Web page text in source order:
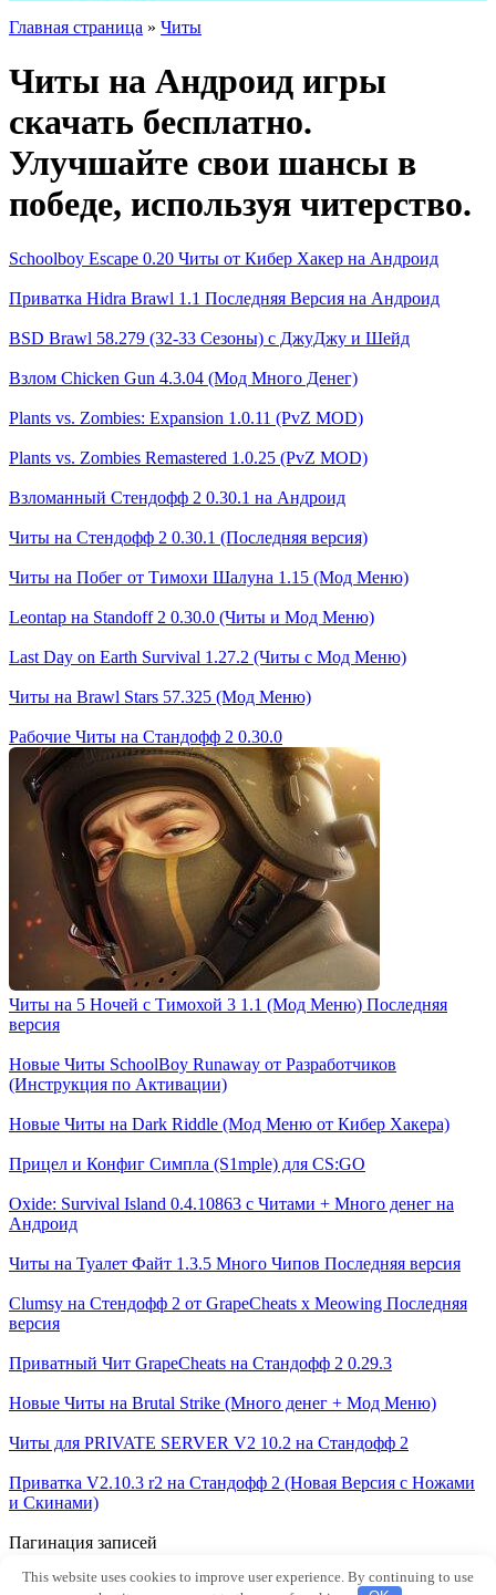
Главная страница » Читы
Читы на Андроид игры
скачать бесплатно.
Улучшайте свои шансы в
победе, используя читерство.
Schoolboy Escape 0.20 Читы от Кибер Хакер на Андроид
Приватка Hidra Brawl 1.1 Последняя Версия на Андроид
BSD Brawl 58.279 (32-33 Сезоны) с ДжуДжу и Шейд
Взлом Chicken Gun 4.3.04 (Мод Много Денег)
Plants vs. Zombies: Expansion 1.0.11 (PvZ MOD)
Plants vs. Zombies Remastered 1.0.25 (PvZ MOD)
Взломанный Стендофф 2 0.30.1 на Андроид
Читы на Стендофф 2 0.30.1 (Последняя версия)
Читы на Побег от Тимохи Шалуна 1.15 (Мод Меню)
Leontap на Standoff 2 0.30.0 (Читы и Мод Меню)
Last Day on Earth Survival 1.27.2 (Читы с Мод Меню)
Читы на Brawl Stars 57.325 (Мод Меню)
Рабочие Читы на Стандофф 2 0.30.0
Читы на 5 Ночей с Тимохой 3 1.1 (Мод Меню) Последняя
версия
Новые Читы SchoolBoy Runaway от Разработчиков
(Инструкция по Активации)
Новые Читы на Dark Riddle (Мод Меню от Кибер Хакера)
Прицел и Конфиг Симпла (S1mple) для CS:GO
Oxide: Survival Island 0.4.10863 c Читами + Много денег на
Андроид
Читы на Туалет Файт 1.3.5 Много Чипов Последняя версия
Clumsy на Стендофф 2 от GrapeCheats х Meowing Последняя
версия
Приватный Чит GrapeCheats на Стандофф 2 0.29.3
Новые Читы на Brutal Strike (Много денег + Мод Меню)
Читы для PRIVATE SERVER V2 10.2 на Стандофф 2
Приватка V2.10.3 r2 на Стандофф 2 (Новая Версия с Ножами
и Скинами)
Пагинация записей
© 2026 APK Application - Не официальный сайт
This website uses cookies to improve user experience. By continuing to use